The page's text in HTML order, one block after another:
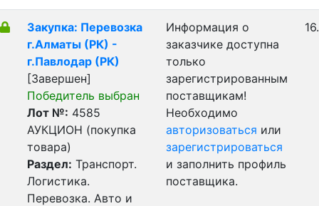
Закупка: Перевозка
г.Алматы (РК) -
г.Павлодар (РК)
[Завершен]
Победитель выбран
Лот №: 4585
АУКЦИОН (покупка
товара)
Раздел: Транспорт.
Логистика.
Перевозка. Авто и
Информация о
заказчике доступна
только
зарегистрированным
поставщикам!
Необходимо
авторизоваться или
зарегистрироваться
и заполнить профиль
поставщика.